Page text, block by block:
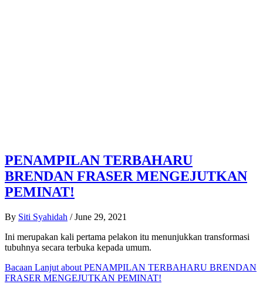
PENAMPILAN TERBAHARU
BRENDAN FRASER MENGEJUTKAN
PEMINAT!
By Siti Syahidah / June 29, 2021
Ini merupakan kali pertama pelakon itu menunjukkan transformasi
tubuhnya secara terbuka kepada umum.
Bacaan Lanjut about PENAMPILAN TERBAHARU BRENDAN
FRASER MENGEJUTKAN PEMINAT!